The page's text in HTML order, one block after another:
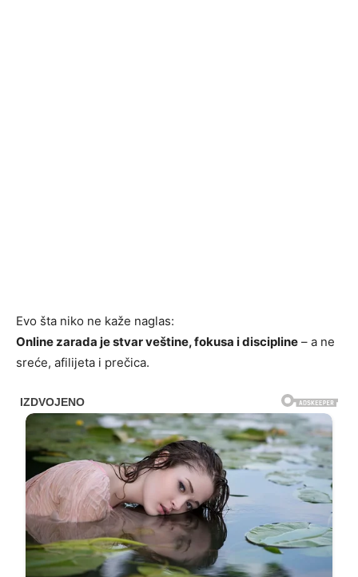
Evo šta niko ne kaže naglas:
Online zarada je stvar veštine, fokusa i discipline – a ne
sreće, afilijeta i prečica.